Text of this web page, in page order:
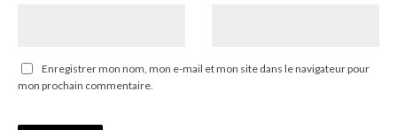
Enregistrer mon nom, mon e-mail et mon site dans le navigateur pour
mon prochain commentaire.